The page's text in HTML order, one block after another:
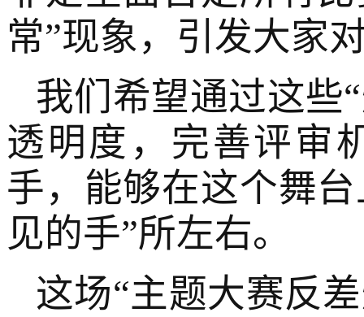
常”现象，引发大家
我们希望通过这些
透明度，完善评审
手，能够在这个舞
见的手”所左右。
这场“主题大赛反